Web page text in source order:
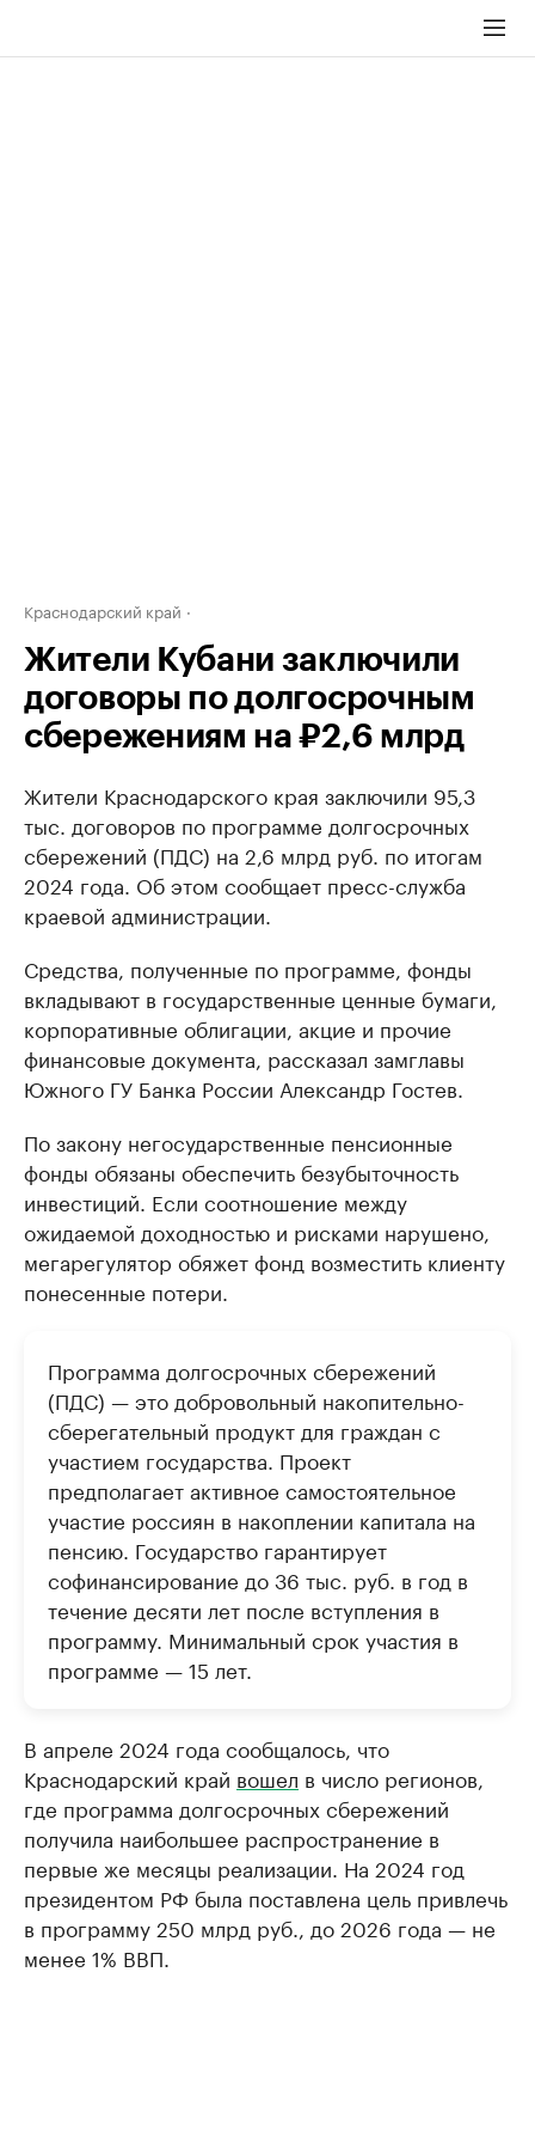
Краснодарский край
Жители Кубани заключили
договоры по долгосрочным
сбережениям на ₽2,6 млрд
Жители Краснодарского края заключили 95,3
тыс. договоров по программе долгосрочных
сбережений (ПДС) на 2,6 млрд руб. по итогам
2024 года. Об этом сообщает пресс-служба
краевой администрации.
Средства, полученные по программе, фонды
вкладывают в государственные ценные бумаги,
корпоративные облигации, акцие и прочие
финансовые документа, рассказал замглавы
Южного ГУ Банка России Александр Гостев.
По закону негосударственные пенсионные
фонды обязаны обеспечить безубыточность
инвестиций. Если соотношение между
ожидаемой доходностью и рисками нарушено,
мегарегулятор обяжет фонд возместить клиенту
понесенные потери.
Программа долгосрочных сбережений
(ПДС) — это добровольный накопительно-
сберегательный продукт для граждан с
участием государства. Проект
предполагает активное самостоятельное
участие россиян в накоплении капитала на
пенсию. Государство гарантирует
софинансирование до 36 тыс. руб. в год в
течение десяти лет после вступления в
программу. Минимальный срок участия в
программе — 15 лет.
В апреле 2024 года сообщалось, что
Краснодарский край вошел в число регионов,
где программа долгосрочных сбережений
получила наибольшее распространение в
первые же месяцы реализации. На 2024 год
президентом РФ была поставлена цель привлечь
в программу 250 млрд руб., до 2026 года — не
менее 1% ВВП.